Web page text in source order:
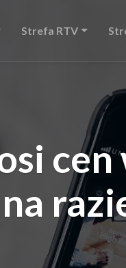
Strefa RTV
cen